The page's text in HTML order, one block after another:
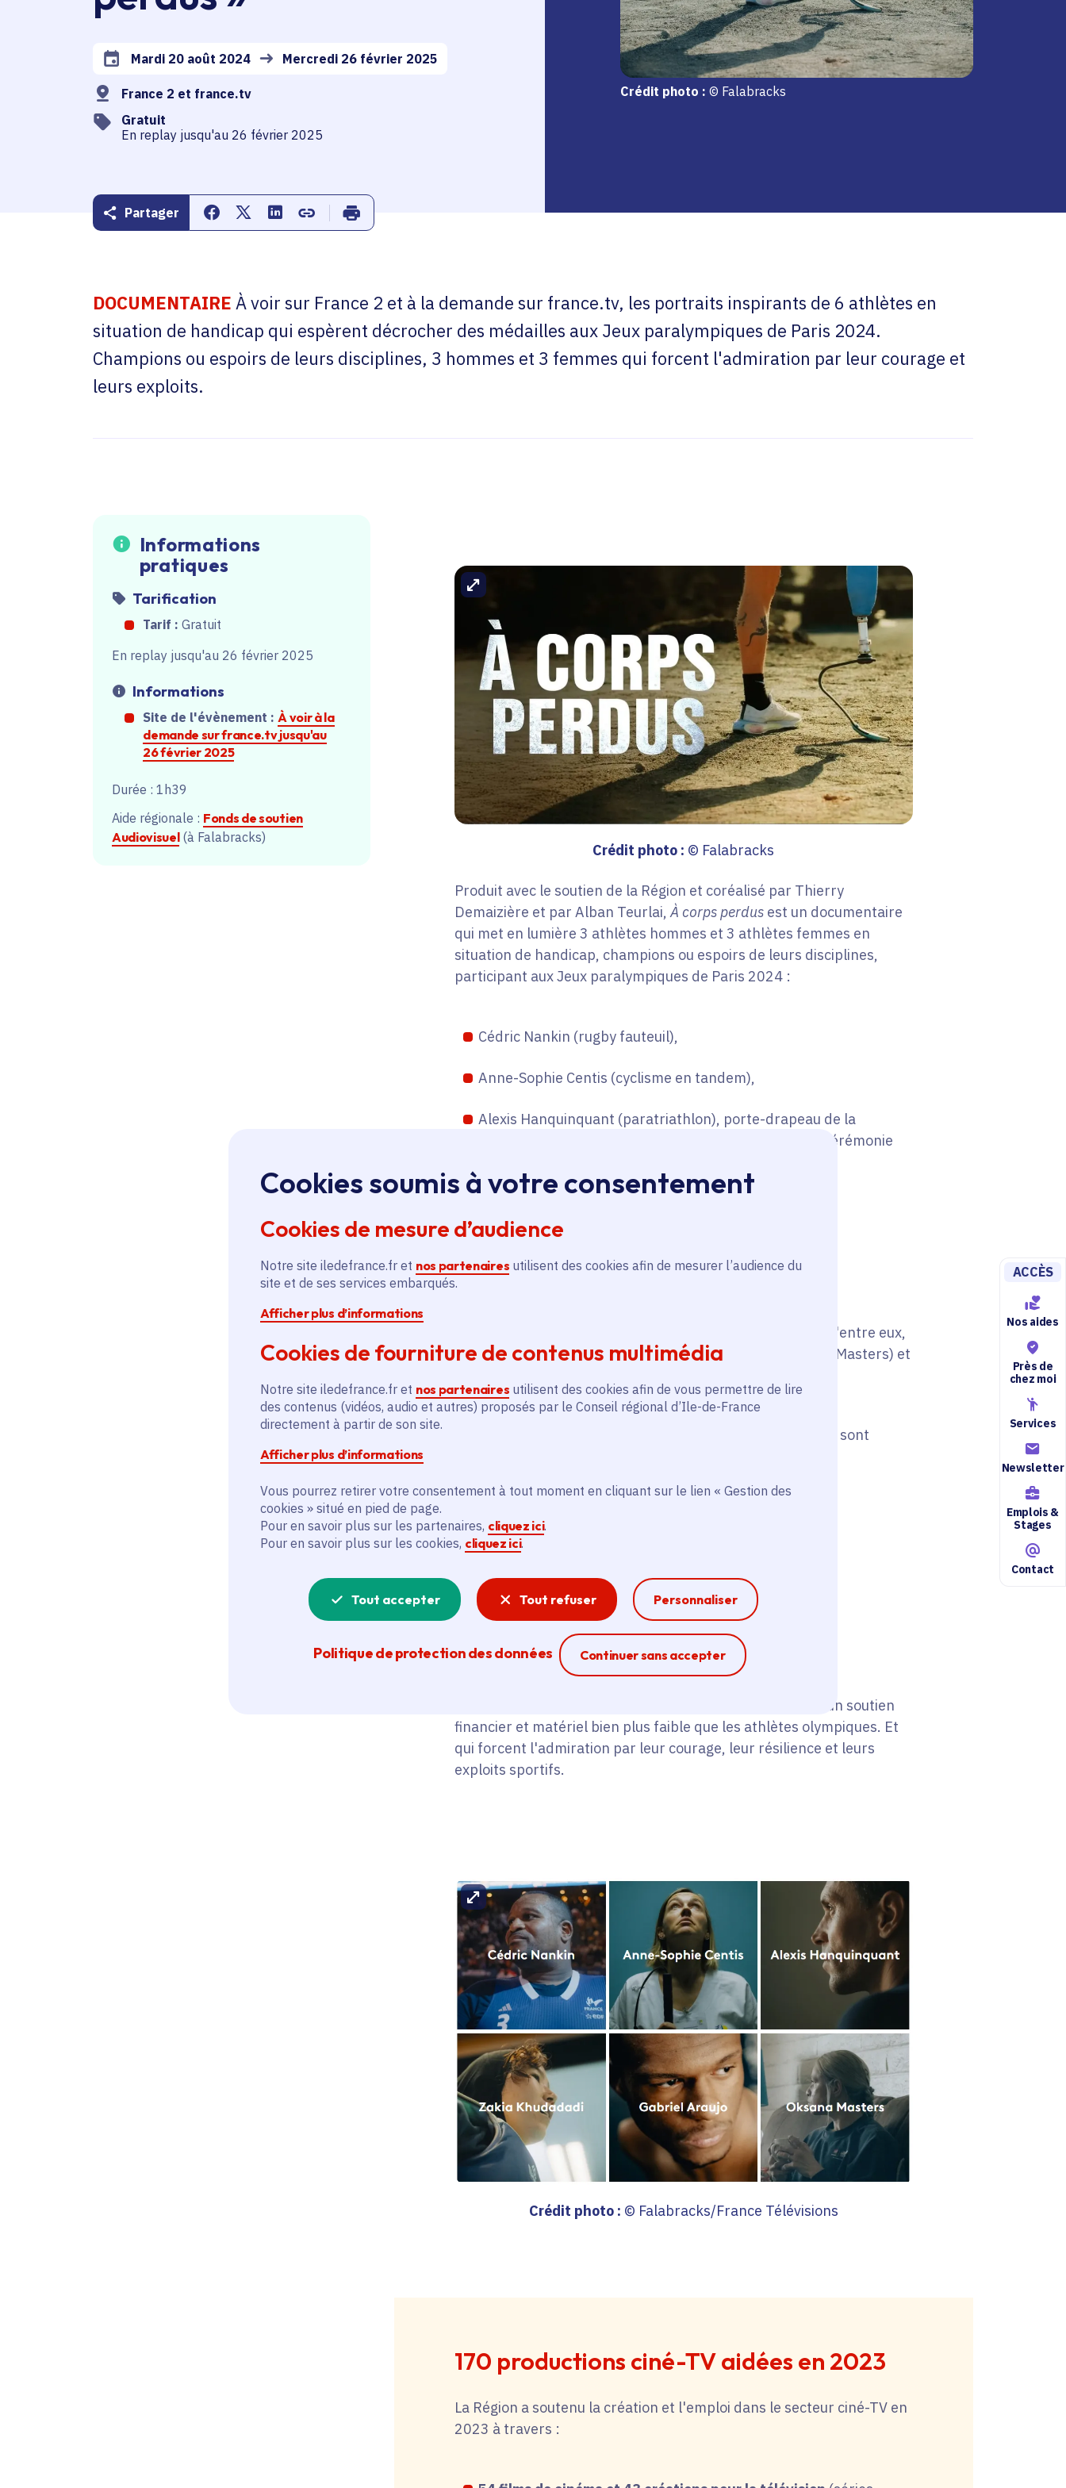
Cookies soumis à votre consentement
Cookies de mesure d’audience
Notre site iledefrance.fr et nos partenaires utilisent des cookies afin de mesurer l’audience du
site et de ses services embarqués.
Afficher plus d’informations
Cookies de fourniture de contenus multimédia
Notre site iledefrance.fr et nos partenaires utilisent des cookies afin de vous permettre de lire
des contenus (vidéos, audio et autres) proposés par le Conseil régional d’Ile-de-France
directement à partir de son site.
Afficher plus d’informations
Vous pourrez retirer votre consentement à tout moment en cliquant sur le lien « Gestion des
cookies » situé en pied de page.
Pour en savoir plus sur les partenaires, cliquez ici.
Pour en savoir plus sur les cookies, cliquez ici.
Tout accepter Tout refuser Personnaliser
Politique de protection des données Continuer sans accepter
Ferme la modale
ACCÈS
Nos aides
Près de
chez moi
Services
Newsletter
Emplois &
Stages
Contact
Date de l'arrêté
Mardi 20 août 2024 Mercredi 26 février 2025
France 2 et france.tv
Gratuit
En replay jusqu'au 26 février 2025
Partager Partager sur Facebook
Partager sur Twitter
Partager sur Linkedin
Copier dans le presse-papier
Imprimer
Crédit photo : © Falabracks
DOCUMENTAIRE À voir sur France 2 et à la demande sur france.tv, les portraits inspirants de 6 athlètes en
situation de handicap qui espèrent décrocher des médailles aux Jeux paralympiques de Paris 2024.
Champions ou espoirs de leurs disciplines, 3 hommes et 3 femmes qui forcent l'admiration par leur courage et
leurs exploits.
Informations
pratiques
Tarification
Tarif : Gratuit
En replay jusqu'au 26 février 2025
Informations
Site de l'évènement : À voir à la
demande sur france.tv jusqu'au
26 février 2025
Durée : 1h39
Aide régionale : Fonds de soutien
Audiovisuel(à Falabracks)
Crédit photo : © Falabracks
Produit avec le soutien de la Région et coréalisé par Thierry
Demaizière et par Alban Teurlai,À corps perdus est un documentaire
qui met en lumière 3 athlètes hommes et 3 athlètes femmes en
situation de handicap, champions ou espoirs de leurs disciplines,
participant aux Jeux paralympiques de Paris 2024 :
Cédric Nankin (rugby fauteuil),
Anne-Sophie Centis (cyclisme en tandem),
Alexis Hanquinquant (paratriathlon), porte-drapeau de la
délégation française, avec Nantenin Keïta, lors de la cérémonie
Ces 6 athlètes de haut niveau viennent de France pour 3 d'entre eux,
d'Afghanistan (Zakia Khudadadi), des États-Unis (Oksana Masters) et
Les 2 réalisateurs, qui les ont ont suivis durant 1 année, se sont
Leur pratique du sport,
Leur handicap,
Leur vie de tous les jours.
L'ensemble bénéficie d'un montage très soigné.
L'occasion de découvrir de grands athlètes qui reçoivent un soutien
financier et matériel bien plus faible que les athlètes olympiques. Et
qui forcent l'admiration par leur courage, leur résilience et leurs
exploits sportifs.
Agrandir l'image
Crédit photo : © Falabracks/France Télévisions
170 productions ciné-TV aidées en 2023
La Région a soutenu la création et l'emploi dans le secteur ciné-TV en
2023 à travers :